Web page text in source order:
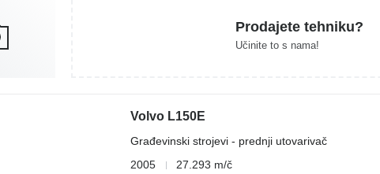
Prodajete tehniku?
Učinite to s nama!
Volvo L150E
Građevinski strojevi - prednji utovarivač
2005
27.293 m/č